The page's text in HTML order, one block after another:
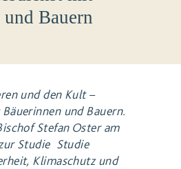
Bauern
und den Kult –
und Bauern.
Stefan Oster am
Studie Studie
Klimaschutz und